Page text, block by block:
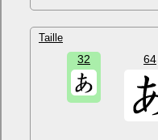
Taille
32 64